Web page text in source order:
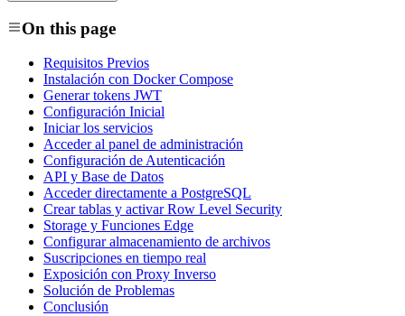
On this page
Requisitos Previos
Instalación con Docker Compose
Generar tokens JWT
Configuración Inicial
Iniciar los servicios
Acceder al panel de administración
Configuración de Autenticación
API y Base de Datos
Acceder directamente a PostgreSQL
Crear tablas y activar Row Level Security
Storage y Funciones Edge
Configurar almacenamiento de archivos
Suscripciones en tiempo real
Exposición con Proxy Inverso
Solución de Problemas
Conclusión